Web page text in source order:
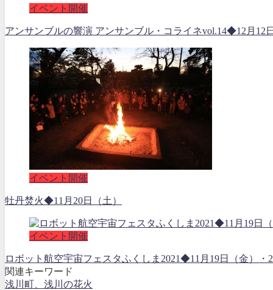
イベント開催
アンサンブルの響演 アンサンブル・コライネvol.14◆12月12
イベント開催
牡丹焚火◆11月20日（土）
イベント開催
ロボット航空宇宙フェスタふくしま2021◆11月19日（金
関連キーワード
浅川町、浅川の花火